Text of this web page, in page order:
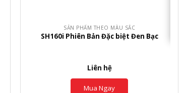
SẢN PHẨM THEO MÀU SẮC
SH160i Phiên Bản Đặc biệt Đen Bạc
Liên hệ
Mua Ngay